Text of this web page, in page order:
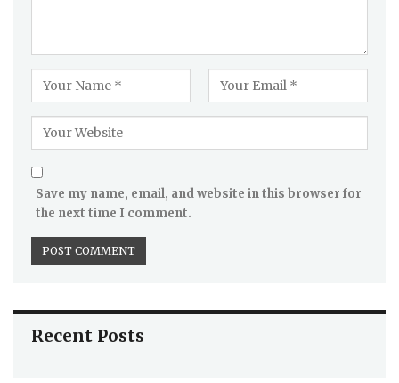
Save my name, email, and website in this browser for
the next time I comment.
Recent Posts